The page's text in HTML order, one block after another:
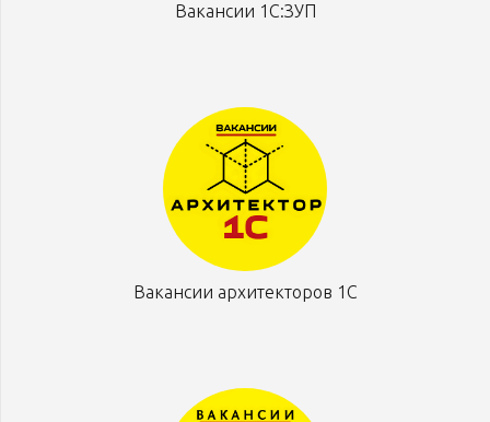
Вакансии 1С:ЗУП
Вакансии архитекторов 1С